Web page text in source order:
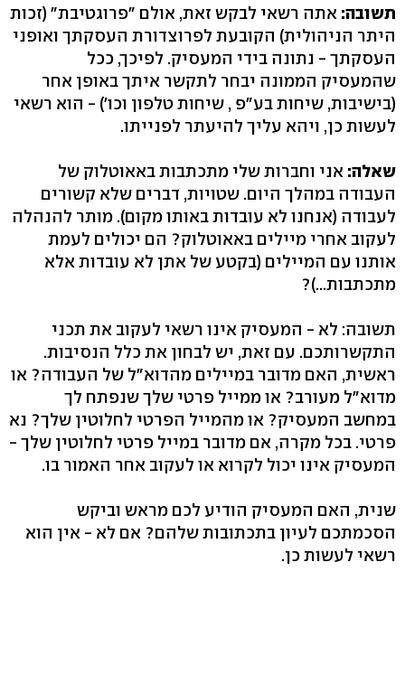
תשובה: אתה רשאי לבקש זאת, אולם "פרוגטיבת" (זכות
היתר הניהולית) הקובעת לפרוצדורת העסקתך ואופני
העסקתך - נתונה בידי המעסיק. לפיכך, ככל
שהמעסיק הממונה יבחר לתקשר איתך באופן אחר
(בישיבות, שיחות בע"פ , שיחות טלפון וכו') - הוא רשאי
לעשות כן, ויהא עליך להיעתר לפנייתו.
שאלה: אני וחברות שלי מתכתבות באאוטלוק של
העבודה במהלך היום. שטויות, דברים שלא קשורים
לעבודה (אנחנו לא עובדות באותו מקום). מותר להנהלה
לעקוב אחרי מיילים באאוטלוק? הם יכולים לעמת
אותנו עם המיילים (בקטע של אתן לא עובדות אלא
מתכתבות...)?
תשובה: לא - המעסיק אינו רשאי לעקוב את תכני
התקשרותכם. עם זאת, יש לבחון את כלל הנסיבות.
ראשית, האם מדובר במיילים מהדוא"ל של העבודה? או
מדוא"ל מעורב? או ממייל פרטי שלך שנפתח לך
במחשב המעסיק? או מהמייל הפרטי לחלוטין שלך? נא
פרטי. בכל מקרה, אם מדובר במייל פרטי לחלוטין שלך -
המעסיק אינו יכול לקרוא או לעקוב אחר האמור בו.
שנית, האם המעסיק הודיע לכם מראש וביקש
הסכמתכם לעיון בתכתובות שלהם? אם לא - אין הוא
רשאי לעשות כן.